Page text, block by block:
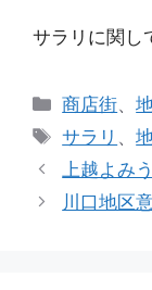
サラリに関し
カ
テ
リ
ー
商店街、
タ
グ
サラリ 、
上越よみ
川口地区